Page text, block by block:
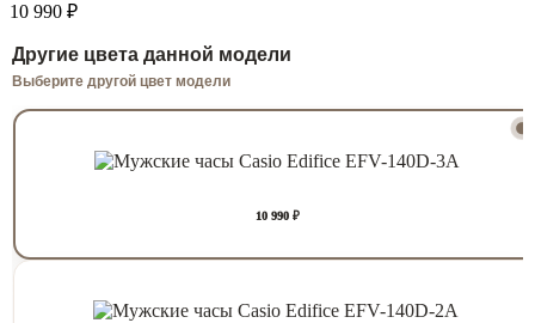
10 990 ₽
Другие цвета данной модели
Выберите другой цвет модели
10 990 ₽